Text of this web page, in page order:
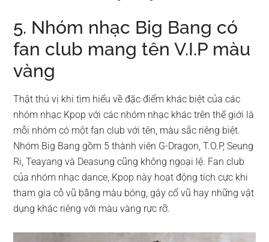
5. Nhóm nhạc Big Bang có
fan club mang tên V.I.P màu
vàng
Thật thú vị khi tìm hiểu về đặc điểm khác biệt của các
nhóm nhạc Kpop với các nhóm nhạc khác trên thế giới là
mỗi nhóm có một fan club với tên, màu sắc riêng biệt.
Nhóm Big Bang gồm 5 thành viên G-Dragon, T.O.P, Seung
Ri, Teayang và Deasung cũng không ngoại lệ. Fan club
của nhóm nhạc dance, Kpop này hoạt động tích cực khi
tham gia cỗ vũ bằng màu bóng, gậy cổ vũ hay những vật
dụng khác riêng với màu vàng rực rỡ.